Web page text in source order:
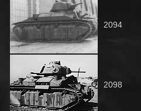
2094
2098